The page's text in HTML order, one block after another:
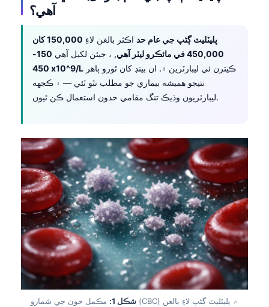
آهي؟
پليٽليٽ ڳڻپ جي عام حد اڪثر بالغن لاءِ
150,000 کان
450,000 في مائڪرو ليٽر آهي
, ، جيئن لکيل آهي
150-
450 x10^9/L
نتيجو هميشه بيماري جو مطلب نٿو ٿئي — ۽ ڪجهه
ليبارٽريون وڌيڪ تنگ مقامي حدون استعمال ڪن ٿيون.
شڪل 1:
مڪمل خون جي شمارو (CBC) ۾ پليٽليٽ ڳڻپ لاءِ بالغن